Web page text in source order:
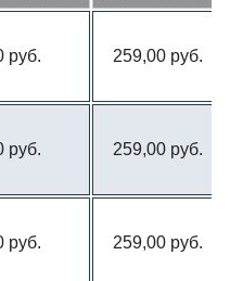
руб. 259,00 руб.
руб. 259,00 руб.
руб. 259,00 руб.